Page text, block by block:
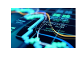
Billede